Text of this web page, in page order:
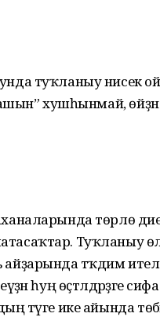
туҡланыу нисек
хушһынмай, өйҙән
төрлө
Туҡланыу
тәҡдим
һуң өҫтәлдәрҙәге
тәүге ике айында